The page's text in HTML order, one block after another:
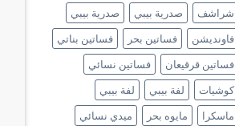
شراشف
صدرية بيبي
صدرية بيبي
فاونديشن
فساتين بحر
فساتين بناتي
فساتين قرقيعان
فساتين نسائي
كوشيات
لفة بيبي
لفة بيبي
ماسكرا
مايوه بحر ميدي نسائي